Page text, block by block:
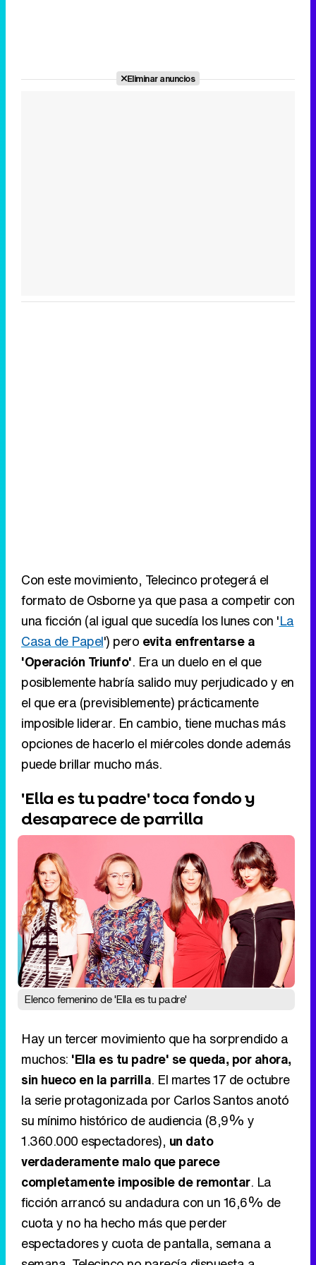
posiblemente habría salido muy perjudicado y en
el que era (previsiblemente) prácticamente
imposible liderar. En cambio, tiene muchas más
opciones de hacerlo el miércoles donde además
puede brillar mucho más.
'Ella es tu padre' toca fondo y
desaparece de parrilla
Elenco femenino de 'Ella es tu padre'
Hay un tercer movimiento que ha sorprendido a
muchos:'Ella es tu padre' se queda, por ahora,
sin hueco en la parrilla. El martes 17 de octubre
la serie protagonizada por Carlos Santos anotó
1.360.000 espectadores), un dato
verdaderamente malo que parece
completamente imposible de remontar. La
ficción arrancó su andadura con un 16,6% de
cuota y no ha hecho más que perder
espectadores y cuota de pantalla, semana a
semana. Telecinco no parecía dispuesta a
permitir otro mínimo y por ello la ha retirado
(temporalmente) de su parrilla.
Eliminar anuncios